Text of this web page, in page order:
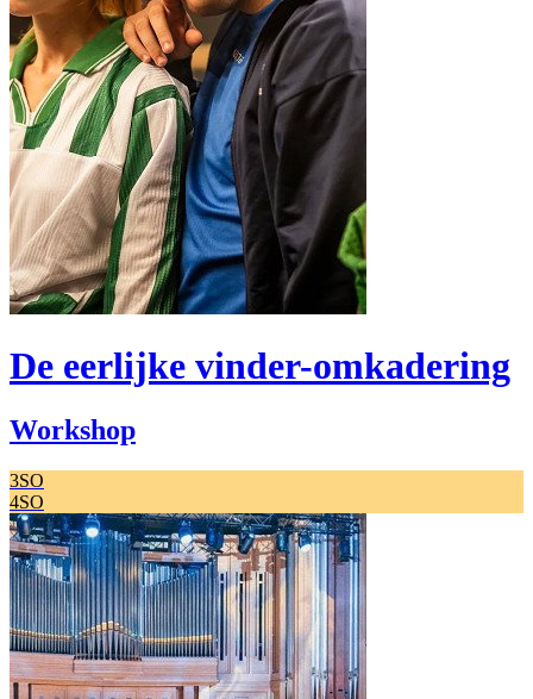
De eerlijke vinder-omkadering
Workshop
3SO
4SO